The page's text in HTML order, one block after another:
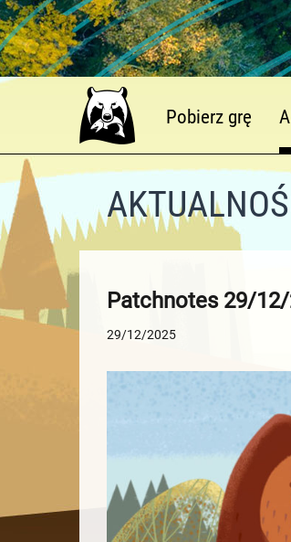
Pobierz grę
Patchnotes 29/
29/12/2025